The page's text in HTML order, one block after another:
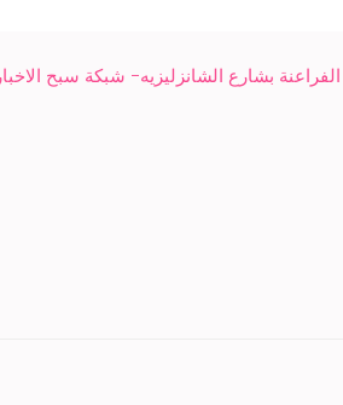
بشارع الشانزليزيه- شبكة سبح